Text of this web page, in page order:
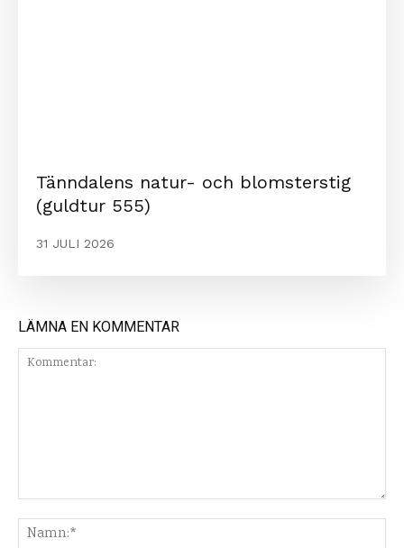
Tänndalens natur- och blomsterstig
(guldtur 555)
31 JULI 2026
LÄMNA EN KOMMENTAR